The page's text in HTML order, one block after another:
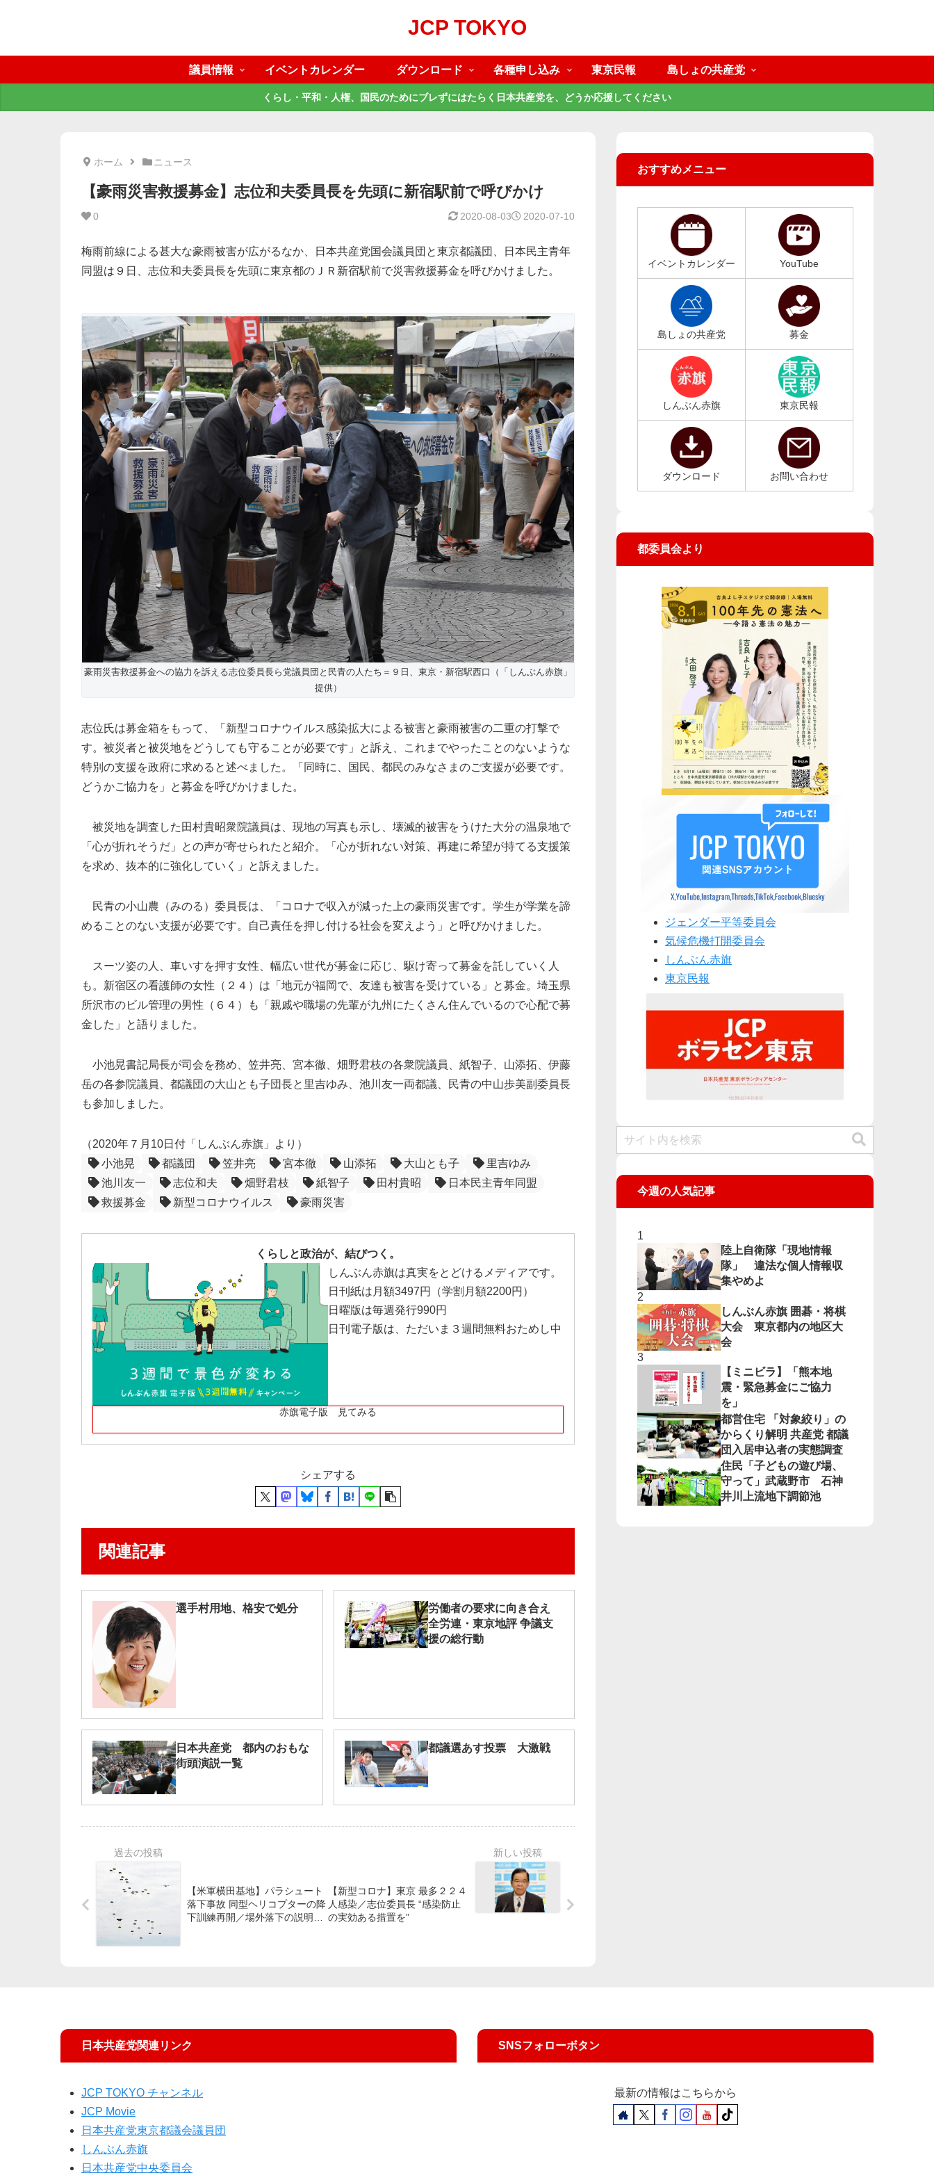
JCP TOKYO
議員情報 イベントカレンダー ダウンロード 各種申し込み 東京民報 島しょの共産党
くらし・平和・人権、国民のためにブレずにはたらく日本共産党を、どうか応援してください
ホーム ニュース
【豪雨災害救援募金】志位和夫委員長を先頭に新宿駅前で呼びかけ
0 2020-07-10
2020-08-03
梅雨前線による甚大な豪雨被害が広がるなか、日本共産党国会議員団と東京都議団、日本民主青年
同盟は９日、志位和夫委員長を先頭に東京都のＪＲ新宿駅前で災害救援募金を呼びかけました。
豪雨災害救援募金への協力を訴える志位委員長ら党議員団と民青の人たち＝９日、東京・新宿駅西口（「しんぶん赤旗」
提供）
志位氏は募金箱をもって、「新型コロナウイルス感染拡大による被害と豪雨被害の二重の打撃で
す。被災者と被災地をどうしても守ることが必要です」と訴え、これまでやったことのないような
特別の支援を政府に求めると述べました。「同時に、国民、都民のみなさまのご支援が必要です。
どうかご協力を」と募金を呼びかけました。
被災地を調査した田村貴昭衆院議員は、現地の写真も示し、壊滅的被害をうけた大分の温泉地で
「心が折れそうだ」との声が寄せられたと紹介。「心が折れない対策、再建に希望が持てる支援策
を求め、抜本的に強化していく」と訴えました。
民青の小山農（みのる）委員長は、「コロナで収入が減った上の豪雨災害です。学生が学業を諦
めることのない支援が必要です。自己責任を押し付ける社会を変えよう」と呼びかけました。
スーツ姿の人、車いすを押す女性、幅広い世代が募金に応じ、駆け寄って募金を託していく人
も。新宿区の看護師の女性（２４）は「地元が福岡で、友達も被害を受けている」と募金。埼玉県
所沢市のビル管理の男性（６４）も「親戚や職場の先輩が九州にたくさん住んでいるので心配で募
金した」と語りました。
小池晃書記局長が司会を務め、笠井亮、宮本徹、畑野君枝の各衆院議員、紙智子、山添拓、伊藤
岳の各参院議員、都議団の大山とも子団長と里吉ゆみ、池川友一両都議、民青の中山歩美副委員長
も参加しました。
（2020年７月10日付「しんぶん赤旗」より）
小池晃
都議団 笠井亮 宮本徹 山添拓 大山とも子
里吉ゆみ
池川友一
志位和夫 畑野君枝 紙智子 田村貴昭
日本民主青年同盟
救援募金
新型コロナウイルス 豪雨災害
くらしと政治が、結びつく。
しんぶん赤旗は真実をとどけるメディアです。
日刊紙は月額3497円（学割月額2200円）
日曜版は毎週発行990円
日刊電子版は、ただいま３週間無料おためし中
赤旗電子版 見てみる
シェアする
関連記事
選手村用地、格安で処分
労働者の要求に向き合え
全労連・東京地評 争議支
援の総行動
日本共産党 都内のおもな
街頭演説一覧
都議選あす投票 大激戦
【米軍横田基地】パラシュート
落下事故 同型ヘリコプターの降
下訓練再開／場外落下の説明な
【新型コロナ】東京 最多２２４
人感染／志位委員長 “感染防止
の実効ある措置を”
おすすめメニュー
イベントカレンダー YouTube
島しょの共産党 募金
しんぶん赤旗 東京民報
ダウンロード お問い合わせ
都委員会より
ジェンダー平等委員会
気候危機打開委員会
しんぶん赤旗
東京民報
今週の人気記事
陸上自衛隊「現地情報
隊」 違法な個人情報収
集やめよ
しんぶん赤旗 囲碁・将棋
大会 東京都内の地区大
会
【ミニビラ】「熊本地
震・緊急募金にご協力
を」
都営住宅 「対象絞り」の
からくり解明 共産党 都議
団入居申込者の実態調査
住民「子どもの遊び場、
守って」武蔵野市 石神
井川上流地下調節池
日本共産党関連リンク
JCP TOKYO チャンネル
JCP Movie
日本共産党東京都議会議員団
しんぶん赤旗
日本共産党中央委員会
SNSフォローボタン
最新の情報はこちらから